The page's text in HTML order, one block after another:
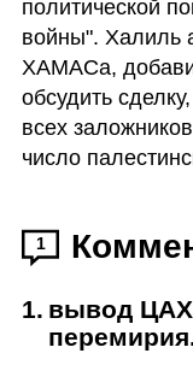
политической
войны". Халиль
ХАМАСа,
обсудить
всех
число
1
1. вывод